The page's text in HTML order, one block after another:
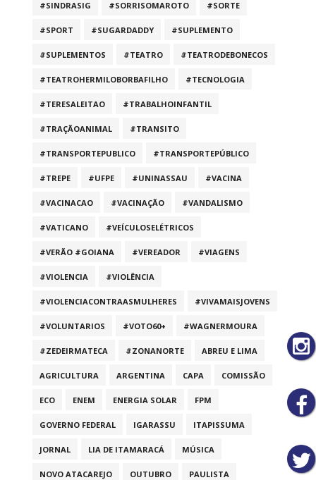
#SINDRASIG #SORRISOMAROTO #SORTE
#SPORT #SUGARDADDY #SUPLEMENTO
#SUPLEMENTOS #TEATRO #TEATRODEBONECOS
#TEATROHERMILOBORBAFILHO #TECNOLOGIA
#TERESALEITAO #TRABALHOINFANTIL
#TRAÇÃOANIMAL #TRANSITO
#TRANSPORTEPUBLICO #TRANSPORTEPÚBLICO
#TREPE #UFPE #UNINASSAU #VACINA
#VACINACAO #VACINAÇÃO #VANDALISMO
#VATICANO #VEÍCULOSELÉTRICOS
#VERÃO #GOIANA #VEREADOR #VIAGENS
#VIOLENCIA #VIOLÊNCIA
#VIOLENCIACONTRAASMULHERES #VIVAMAISJOVENS
#VOLUNTARIOS #VOTO60+ #WAGNERMOURA
#ZEDEIRMATECA #ZONANORTE ABREU E LIMA
AGRICULTURA ARGENTINA CAPA COMISSÃO
ECO ENEM ENERGIA SOLAR FPM
GOVERNO FEDERAL IGARASSU ITAPISSUMA
JORNAL LIA DE ITAMARACÁ MÚSICA
NOVO ATACAREJO OUTUBRO PAULISTA